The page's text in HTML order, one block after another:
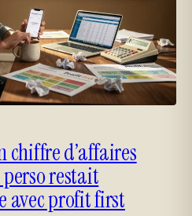
chiffre d’affaires
restait
avec profit first